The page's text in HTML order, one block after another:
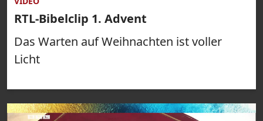
RTL-Bibelclip 1. Advent
Das Warten auf Weihnachten ist voller
Licht